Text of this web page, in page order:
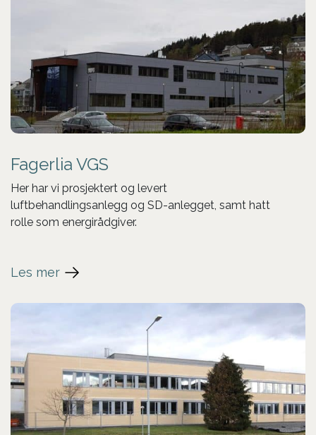
Fagerlia VGS
Her har vi prosjektert og levert
luftbehandlingsanlegg og SD-anlegget, samt hatt
rolle som energirådgiver.
Les mer